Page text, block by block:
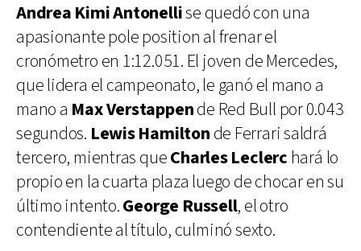
Andrea Kimi Antonellise quedó con una
apasionante pole position al frenar el
cronómetro en 1:12.051. El joven de Mercedes,
que lidera el campeonato, le ganó el mano a
mano a Max Verstappende Red Bull por 0.043
segundos. Lewis Hamilton de Ferrari saldrá
tercero, mientras queCharles Leclerc hará lo
propio en la cuarta plaza luego de chocar en su
último intento.George Russell, el otro
contendiente al título, culminó sexto.